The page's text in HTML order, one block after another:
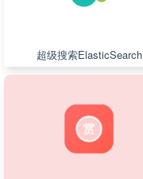
超级搜索ElasticSearch